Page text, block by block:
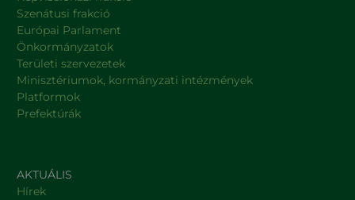
Szenátusi frakció
Európai Parlament
Önkormányzatok
Területi szervezetek
Minisztériumok, kormányzati intézmények
Platformok
Prefektúrák
AKTUÁLIS
Hírek